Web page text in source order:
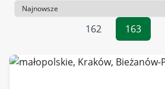
Sortowanie
162
163